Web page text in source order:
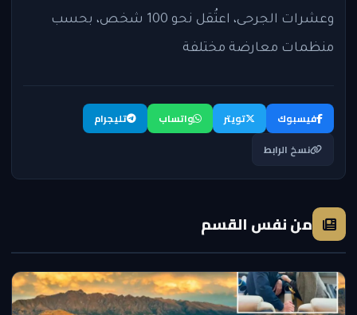
وعشرات الجرحى، اعتُقل نحو 100 شخص، بحسب
منظمات معارضة مختلفة
فيسبوك تويتر واتساب
تليجرام
نسخ الرابط
من نفس القسم